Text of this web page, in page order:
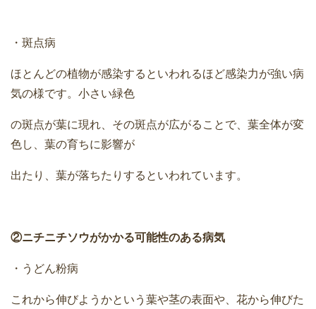
・斑点病
ほとんどの植物が感染するといわれるほど感染力が強い病
気の様です。小さい緑色
の斑点が葉に現れ、その斑点が広がることで、葉全体が変
色し、葉の育ちに影響が
出たり、葉が落ちたりするといわれています。
②ニチニチソウがかかる可能性のある病気
・うどん粉病
これから伸びようかという葉や茎の表面や、花から伸びた